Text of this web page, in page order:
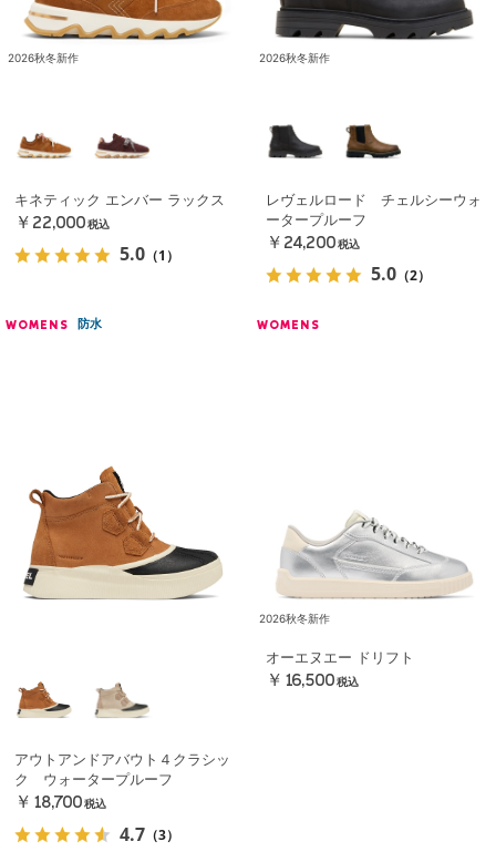
2026秋冬新作
キネティック エンバー ラックス
￥22,000 税込
5.0 （1）
2026秋冬新作
レヴェルロード チェルシーウォ
ータープルーフ
￥24,200 税込
5.0 （2）
WOMENS 防水
アウトアンドアバウト４クラシッ
ク ウォータープルーフ
￥18,700 税込
4.7 （3）
WOMENS
2026秋冬新作
オーエヌエー ドリフト
￥16,500 税込